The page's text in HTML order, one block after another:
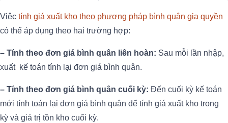
Việc tính giá xuất kho theo phương pháp bình quân gia quyền
có thể áp dụng theo hai trường hợp:
– Tính theo đơn giá bình quân liên hoàn: Sau mỗi lần nhập,
xuất kế toán tính lại đơn giá bình quân.
– Tính theo đơn giá bình quân cuối kỳ: Đến cuối kỳ kế toán
mới tính toán lại đơn giá bình quân để tính giá xuất kho trong
kỳ và giá trị tồn kho cuối kỳ.